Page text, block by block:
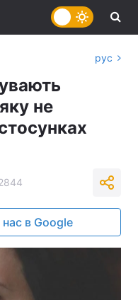
рус
не
нас в Google